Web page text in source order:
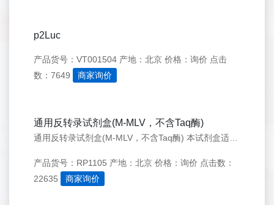
p2Luc
产品货号：VT001504 产地：北京 价格：询价 点击
数：7649
商家询价
通用反转录试剂盒(M-MLV，不含Taq酶)
产品货号：RP1105 产地：北京 价格：询价 点击数：
22635
商家询价